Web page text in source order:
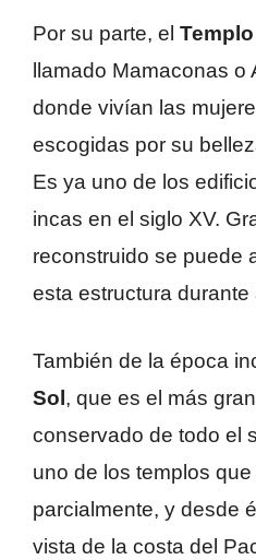
Por su parte, el
llamado Mamaconas o
donde vivían las
escogidas por su
Es ya uno de los
incas en el siglo XV.
reconstruido se puede
esta estructura
También de la época
Sol , que es el más
conservado de todo el
uno de los templos
parcialmente, y desde
vista de la costa del